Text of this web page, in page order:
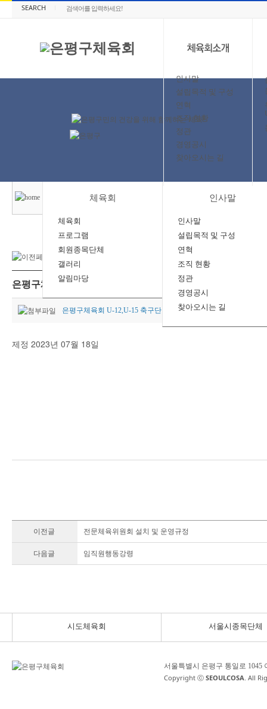
SEARCH
인사말
설립목적 및 구성
연혁
조직 현황
정관
경영공시
찾아오시는 길
체육회
체육회
프로그램
회원종목단체
갤러리
알림마당
인사말
인사말
설립목적 및 구성
연혁
조직 현황
정관
경영공시
찾아오시는 길
은평구체육회U-12,U-15축구단 운영규정
은평구체육회 U-12,U-15 축구단 운영규정.hwp
제정 2023년 07월 18일
이전글 전문체육위원회 설치 및 운영규정
다음글 임직원행동강령
시도체육회 서울시종목단체
서울특별시 은평구 통일로 1045
Copyright ⓒ SEOULCOSA. All